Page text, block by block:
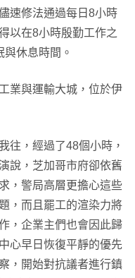
速修法通過每日8小時
以在8小時殷勤工作之
休息時間。
業與運輸大城，位於伊
往，經過了48個小時，
說，芝加哥市府卻依舊
，警局高層更擔心這些
，而且罷工的渲染力將
，企業主們也會因此歸
心早日恢復平靜的優先
，開始對抗議者進行鎮